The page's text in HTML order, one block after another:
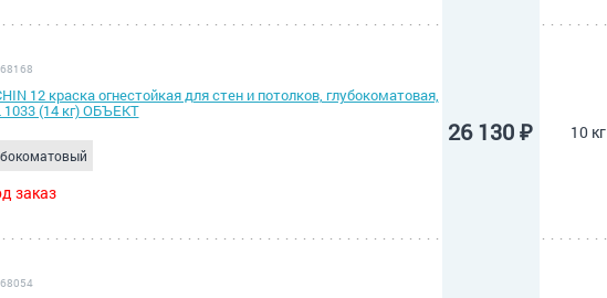
12 краска огнестойкая для стен и потолков, глубокоматовая,
1033 (14 кг) ОБЪЕКТ
заказ
26 130 ₽ 10 кг